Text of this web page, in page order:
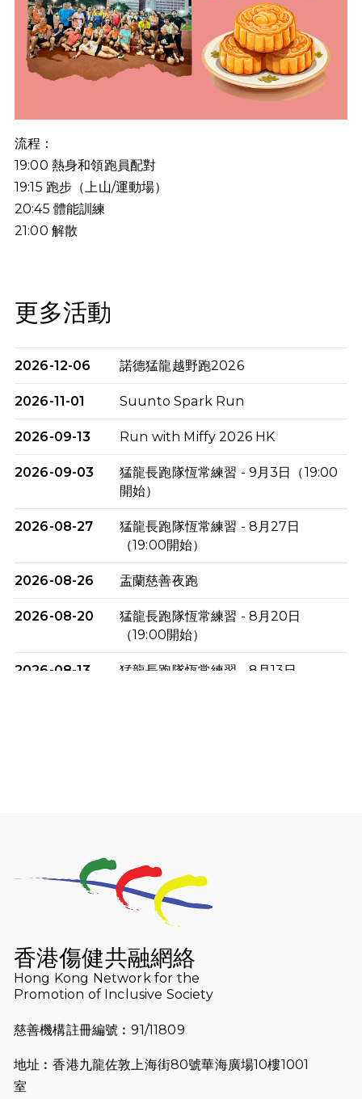
流程：
19:00 熱身和領跑員配對
19:15 跑步（上山/運動場）
20:45 體能訓練
21:00 解散
更多活動
2026-12-06 諾德猛龍越野跑2026
2026-11-01 Suunto Spark Run
2026-09-13 Run with Miffy 2026 HK
2026-09-03
猛龍長跑隊恆常練習 - 9月3日（19:00
開始）
2026-08-27
猛龍長跑隊恆常練習 - 8月27日
（19:00開始）
2026-08-26 盂蘭慈善夜跑
2026-08-20
猛龍長跑隊恆常練習 - 8月20日
（19:00開始）
2026-08-13
猛龍長跑隊恆常練習 - 8月13日
2026-07-23
猛龍長跑隊恆常練習 - 7月23日
（19:00開始）
猛龍長跑隊恆常練習 - 7月16日
2026-07-10
【猛龍戈壁118公里分享暨香港傷健共
融網絡15周年晚宴】
2026-07-09
猛龍長跑隊恆常練習 - 7月9日（19:00
2026-07-02
香港傷健共融網絡
Hong Kong Network for the
Promotion of Inclusive Society
慈善機構註冊編號︰91/11809
地址︰香港九龍佐敦上海街80號華海廣場10樓1001
室